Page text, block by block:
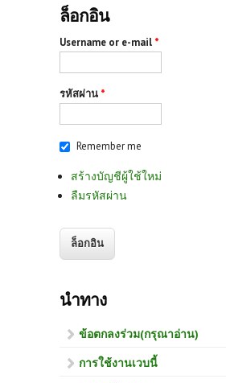
ล็อกอิน
Username or e-mail *
รหัสผ่าน *
Remember me
สร้างบัญชีผู้ใช้ใหม่
ลืมรหัสผ่าน
นำทาง
ข้อตกลงร่วม(กรุณาอ่าน)
การใช้งานเวบนี้